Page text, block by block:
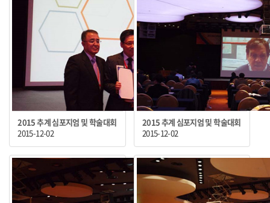
2015 추계 심포지엄 및 학술대회
2015-12-02
2015 추계 심포지엄 및 학술대회
2015-12-02